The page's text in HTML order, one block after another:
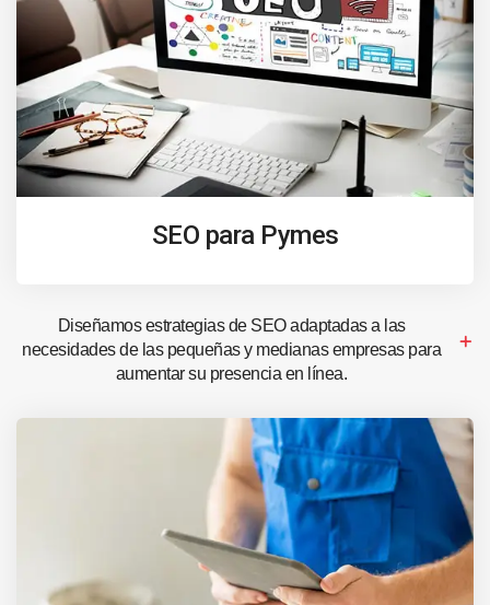
SEO para Pymes
Diseñamos estrategias de SEO adaptadas a las
necesidades de las pequeñas y medianas empresas para
aumentar su presencia en línea.